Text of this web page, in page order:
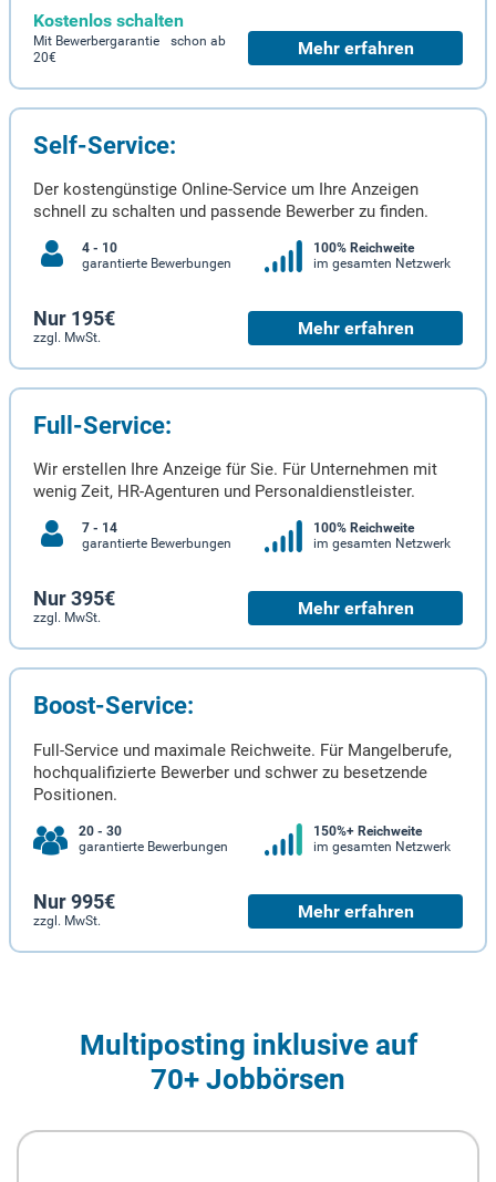
Kostenlos schalten
Mit Bewerbergarantie schon ab
20€
Mehr erfahren
Self-Service:
Der kostengünstige Online-Service um Ihre Anzeigen
schnell zu schalten und passende Bewerber zu finden.
4 - 10
garantierte Bewerbungen
100% Reichweite
im gesamten Netzwerk
Nur 195€
zzgl. MwSt. Mehr erfahren
Full-Service:
Wir erstellen Ihre Anzeige für Sie. Für Unternehmen mit
wenig Zeit, HR-Agenturen und Personaldienstleister.
7 - 14
garantierte Bewerbungen
100% Reichweite
im gesamten Netzwerk
Nur 395€
zzgl. MwSt. Mehr erfahren
Boost-Service:
Full-Service und maximale Reichweite. Für Mangelberufe,
hochqualifizierte Bewerber und schwer zu besetzende
Positionen.
20 - 30
garantierte Bewerbungen
150%+ Reichweite
im gesamten Netzwerk
Nur 995€
zzgl. MwSt. Mehr erfahren
Multiposting inklusive auf
70+ Jobbörsen